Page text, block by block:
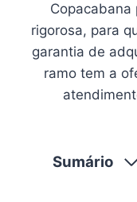
Copacabana
rigorosa, para
garantia de
ramo tem a
Sumário